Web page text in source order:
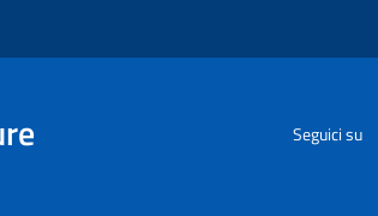
Seguici su